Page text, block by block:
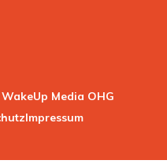
WakeUp Media OHG
Impressum